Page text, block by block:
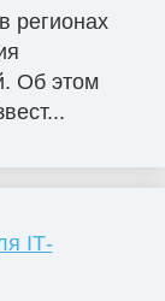
регионах
Об этом
ІТ-